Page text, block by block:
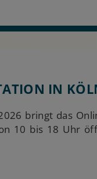
IN
bringt das
10 bis 18 Uhr